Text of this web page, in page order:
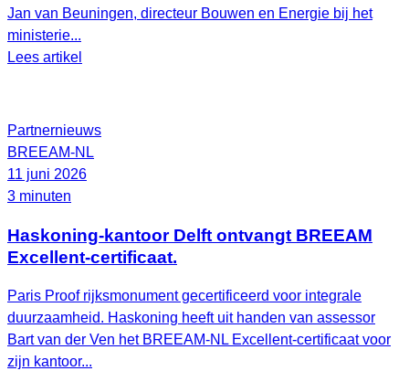
Jan van Beuningen, directeur Bouwen en Energie bij het
ministerie...
Lees artikel
Partnernieuws
BREEAM-NL
11 juni 2026
3 minuten
Haskoning-kantoor Delft ontvangt BREEAM
Excellent-certificaat.
Paris Proof rijksmonument gecertificeerd voor integrale
duurzaamheid. Haskoning heeft uit handen van assessor
Bart van der Ven het BREEAM‑NL Excellent‑certificaat voor
zijn kantoor...